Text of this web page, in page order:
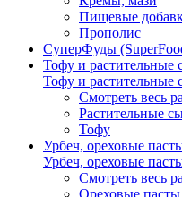
Пищевые
Прополис
СуперФуды
Тофу и растительные
Тофу и растительные
Смотреть весь
Растительные
Тофу
Урбеч, ореховые
Урбеч, ореховые
Смотреть весь
Ореховые пасты